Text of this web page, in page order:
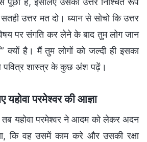
सतही उत्तर मत दो। ध्यान से सोचो कि उत्तर
पर संगति कर लेने के बाद तुम लोग जान
क्यों है। मैं तुम लोगों को जल्दी ही इसका
शास्त्र के कुछ अंश पढ़ें।
यहोवा परमेश्वर की आज्ञा
तब यहोवा परमेश्वर ने आदम को लेकर अदन
कि वह उसमें काम करे और उसकी रक्षा